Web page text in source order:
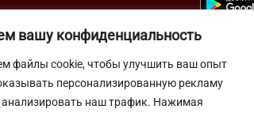
вашу конфиденциальность
файлы cookie, чтобы улучшить ваш опыт
персонализированную рекламу
анализировать наш трафик. Нажимая